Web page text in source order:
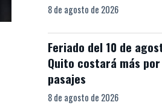
8 de agosto de 2026
Feriado del 10 de
Quito costará más
pasajes
8 de agosto de 2026